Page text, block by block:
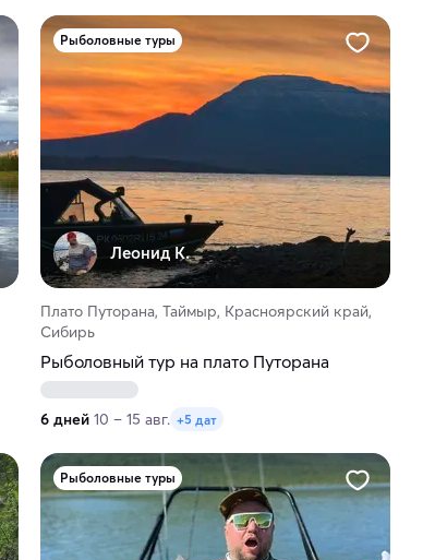
Рыболовные туры
Леонид К.
Плато Путорана, Таймыр, Красноярский край,
Сибирь
Рыболовный тур на плато Путорана
6 дней 10 – 15 авг. +5 дат
Рыболовные туры